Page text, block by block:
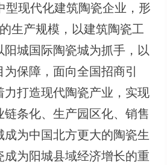
型现代化建筑陶瓷企业，形
生产规模，以建筑陶瓷工
阳城国际陶瓷城为抓手，以
保障，面向全国招商引
力打造现代陶瓷产业，实现
链条化、生产园区化、销售
成为中国北方更大的陶瓷生
成为阳城县域经济增长的重